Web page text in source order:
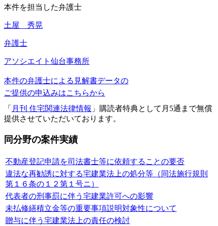
本件を担当した弁護士
土屋 秀晃
弁護士
アソシエイト 仙台事務所
本件の弁護士による見解書データの
ご提供の申込みはこちらから
「 月刊 住宅関連法律情報 」購読者特典として月5通まで無償
提供させていただいております。
同分野の案件実績
不動産登記申請を司法書士等に依頼することの要否
違法な再勧誘に対する宅建業法上の処分等（同法施行規則
第１６条の１２第１号ニ）
代表者の刑事罰に伴う宅建業許可への影響
未払修繕積立金等の重要事項説明対象性について
贈与に伴う宅建業法上の責任の検討